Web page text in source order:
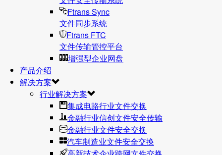
Ftrans Sync
文件同步系统
Ftrans FTC
文件传输管控平台
增强型企业网盘
产品介绍
解决方案
行业解决方案
集成电路行业文件交换
金融行业信创文件安全传输
金融行业文件安全交换
汽车制造业文件安全交换